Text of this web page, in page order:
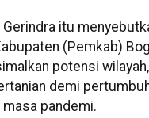
itu
(Pemkab)
potensi
demi
pandemi.